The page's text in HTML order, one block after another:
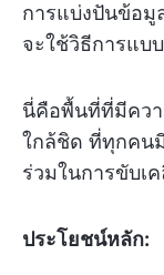
การแบ่งปันข้อมู
จะใช้วิธีการแบ
นี่คือพื้นที่ที่มีควา
ใกล้ชิด ที่ทุกคน
ร่วมในการขับเ
ประโยชน์หลัก: